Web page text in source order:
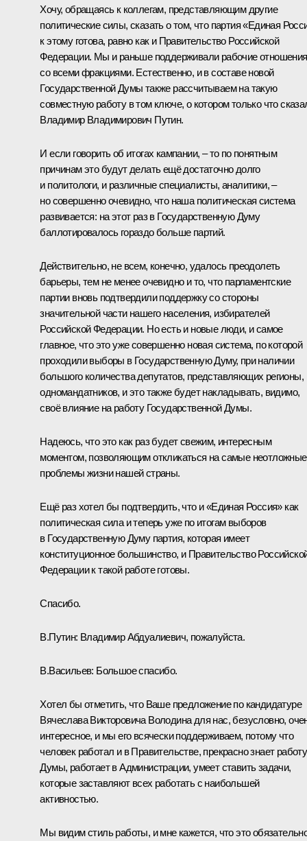
Хочу, обращаясь к коллегам, представляющим другие
политические силы, сказать о том, что партия «Единая
к этому готова, равно как и Правительство Российской
Федерации. Мы и раньше поддерживали рабочие отношения
со всеми фракциями. Естественно, и в составе новой
Государственной Думы также рассчитываем на такую
совместную работу в том ключе, о котором только что
Владимир Владимирович Путин.
И если говорить об итогах кампании, – то по понятным
причинам это будут делать ещё достаточно долго
и политологи, и различные специалисты, аналитики, –
но совершенно очевидно, что наша политическая система
развивается: на этот раз в Государственную Думу
баллотировалось гораздо больше партий.
Действительно, не всем, конечно, удалось преодолеть
барьеры, тем не менее очевидно и то, что парламентские
партии вновь подтвердили поддержку со стороны
значительной части нашего населения, избирателей
Российской Федерации. Но есть и новые люди, и самое
главное, что это уже совершенно новая система, по которой
проходили выборы в Государственную Думу, при наличии
большого количества депутатов, представляющих регионы,
одномандатников, и это также будет накладывать, видимо,
своё влияние на работу Государственной Думы.
Надеюсь, что это как раз будет свежим, интересным
моментом, позволяющим откликаться на самые неотложные
проблемы жизни нашей страны.
Ещё раз хотел бы подтвердить, что и «Единая Россия» как
политическая сила и теперь уже по итогам выборов
в Государственную Думу партия, которая имеет
конституционное большинство, и Правительство
Федерации к такой работе готовы.
Спасибо.
В.Путин: Владимир Абдуалиевич, пожалуйста.
В.Васильев: Большое спасибо.
Хотел бы отметить, что Ваше предложение по кандидатуре
Вячеслава Викторовича Володина для нас, безусловно,
интересное, и мы его всячески поддерживаем, потому что
человек работал и в Правительстве, прекрасно знает работу
Думы, работает в Администрации, умеет ставить задачи,
которые заставляют всех работать с наибольшей
активностью.
Мы видим стиль работы, и мне кажется, что это